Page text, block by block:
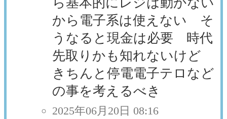
から電子系は使えない そ
うなると現金は必要 時代
先取りかも知れないけど
きちんと停電電子テロなど
の事を考えるべき
2025年06月20日 08:16